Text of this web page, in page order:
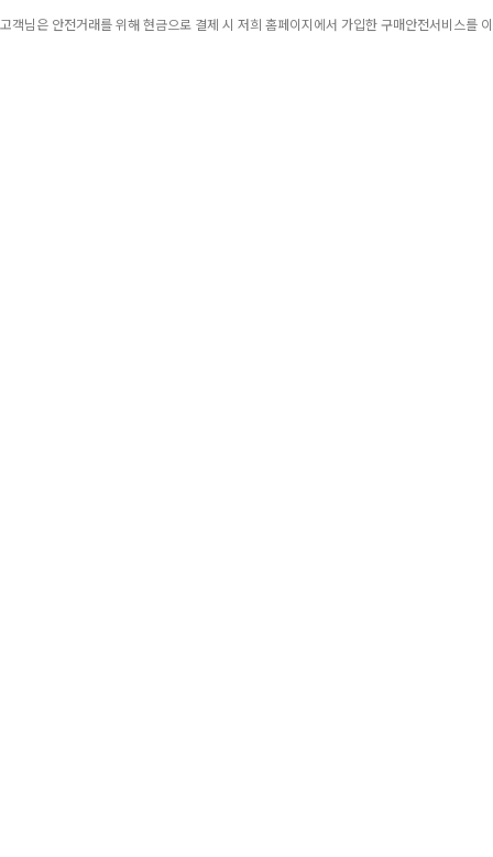
고객님은 안전거래를 위해 현금으로 결제 시 저희 홈페이지에서 가입한 구매안전서비스를